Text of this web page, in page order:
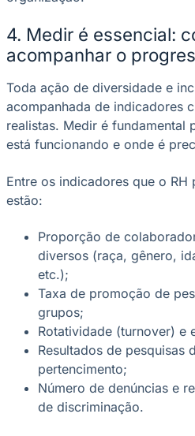
4. Medir é essencial:
acompanhar o
Toda ação de diversidade e
acompanhada de indicadores
realistas. Medir é fundamental
está funcionando e onde é
Entre os indicadores que o RH
estão:
Proporção de
diversos (raça, gênero,
etc.);
Taxa de promoção de
grupos;
Rotatividade (turnover) e
Resultados de pesquisas
pertencimento;
Número de denúncias e
de discriminação.